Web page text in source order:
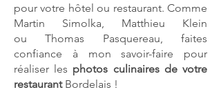
pour votre hôtel ou restaurant. Comme
Martin Simolka, Matthieu Klein
ou Thomas Pasquereau, faites
confiance à mon savoir-faire pour
réaliser les photos culinaires de votre
restaurantBordelais !